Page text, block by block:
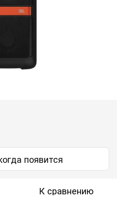
появится
К сравнению